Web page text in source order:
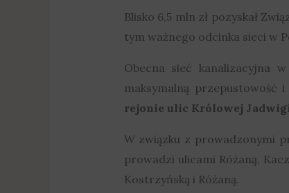
Blisko 6,5 mln zł pozyskał
tym ważnego odcinka sieci w
Obecna sieć kanalizacyjna
maksymalną przepustowość
rejonie ulic Królowej Jadwigi
W związku z prowadzonymi
prowadzi ulicami Różaną,
Kostrzyńską i Różaną.